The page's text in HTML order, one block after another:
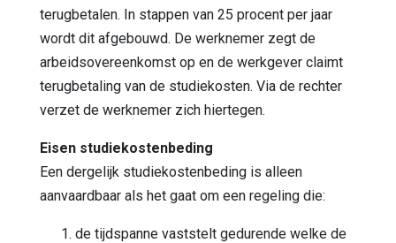
terugbetalen. In stappen van 25 procent per jaar
wordt dit afgebouwd. De werknemer zegt de
arbeidsovereenkomst op en de werkgever claimt
terugbetaling van de studiekosten. Via de rechter
verzet de werknemer zich hiertegen.
Eisen studiekostenbeding
Een dergelijk studiekostenbeding is alleen
aanvaardbaar als het gaat om een regeling die:
de tijdspanne vaststelt gedurende welke de